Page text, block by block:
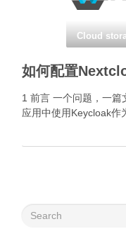
Cloud
如何配置
1 前言 一个问题，一
应用中使用Keycloak作